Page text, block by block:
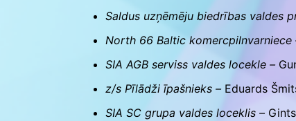
Saldus uzņēmēju biedrības valdes
North 66 Baltic komercpilnvarniece
SIA AGB serviss valdes locekle –
z/s Pīlādži īpašnieks – Eduards
SIA SC grupa valdes loceklis –